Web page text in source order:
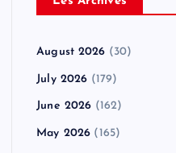
August 2026 (30)
July 2026 (179)
June 2026 (162)
May 2026 (165)